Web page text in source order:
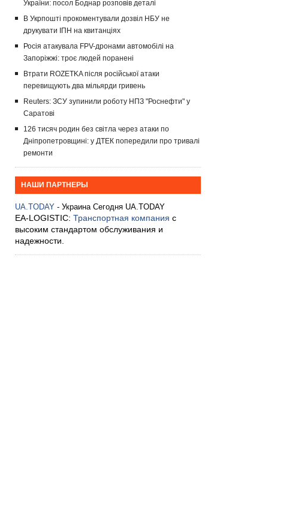
України: посол Боднар розповів деталі
В Укрпошті прокоментували дозвіл НБУ не
друкувати ІПН на квитанціях
Росія атакувала FPV-дронами автомобілі на
Запоріжжі: троє людей поранені
Втрати ROZETKA після російської атаки
перевищують два мільярди гривень
Reuters: ЗСУ зупинили роботу НПЗ "Роснефти" у
Саратові
126 тисяч родин без світла через атаки по
Дніпропетровщині: у ДТЕК попередили про тривалі
ремонти
НАШИ ПАРТНЕРЫ
UA.TODAY - Украина Сегодня UA.TODAY
EA-LOGISTIC: Транспортная компания с
высоким стандартом обслуживания и
надежности.